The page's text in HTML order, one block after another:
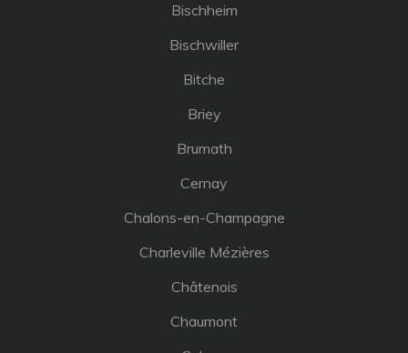
Bischheim
Bischwiller
Bitche
Briey
Brumath
Cernay
Chalons-en-Champagne
Charleville Mézières
Châtenois
Chaumont